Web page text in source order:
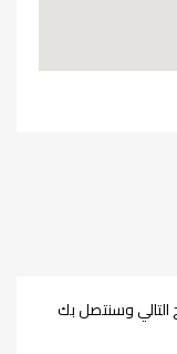
التالي وسنتصل بك